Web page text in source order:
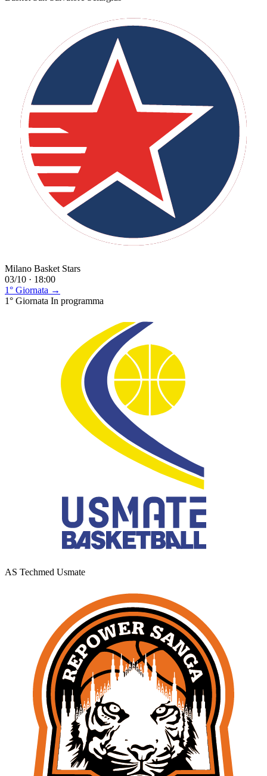
Milano Basket Stars
03/10 · 18:00
1° Giornata →
1° Giornata In programma
AS Techmed Usmate